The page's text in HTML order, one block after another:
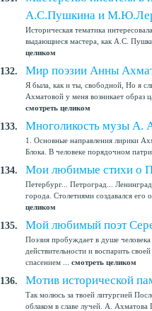
А.С.Пушкина и
Историческая тематика
выдающиеся мастера, как А.С.
целиком
132. Мир поэзии Анны
Я была, как и ты, свободной, Но я
Ахматовой у меня возникает образ
смотреть целиком
133. Многоликость музы А.
1. Основные направления лирики
Блока. В человеке порядочном
134. Мои любимые стихи о
Петербург... Петроград...
города. Столетиями создавался его
целиком
135. Мой любимый поэт
Поэзия пробуждает в душе человека
действительности и воспарить
спасением ... смотреть целиком
136. Мотив исторической
Так молюсь за твоей литургией
облаком в славе лучей. А.